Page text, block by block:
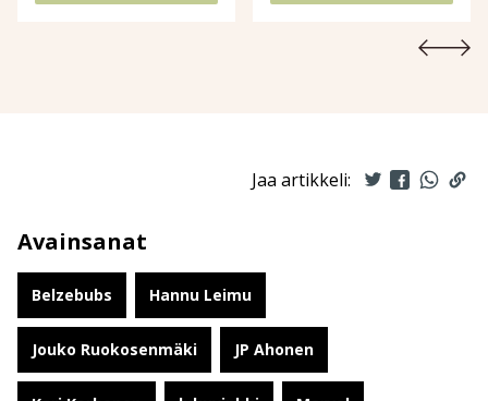
Jaa artikkeli:
Avainsanat
Belzebubs Hannu Leimu
Jouko Ruokosenmäki JP Ahonen